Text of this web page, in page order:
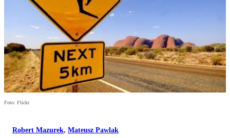
Foto: Flickr
Robert Mazurek, Mateusz Pawlak